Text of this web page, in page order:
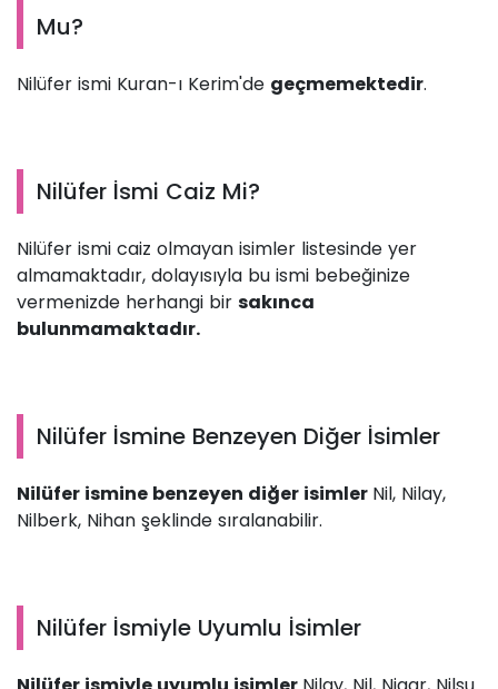
Mu?
Nilüfer ismi Kuran-ı Kerim'de geçmemektedir.
Nilüfer İsmi Caiz Mi?
Nilüfer ismi caiz olmayan isimler listesinde yer
almamaktadır, dolayısıyla bu ismi bebeğinize
vermenizde herhangi bir sakınca
bulunmamaktadır.
Nilüfer İsmine Benzeyen Diğer İsimler
Nilüfer ismine benzeyen diğer isimler Nil, Nilay,
Nilberk, Nihan şeklinde sıralanabilir.
Nilüfer İsmiyle Uyumlu İsimler